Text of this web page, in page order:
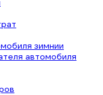
зимнии
автомобиля